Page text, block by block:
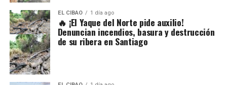
EL CIBAO 1 día ago
🔥 ¡El Yaque del Norte pide auxilio!
Denuncian incendios, basura y destrucción
de su ribera en Santiago